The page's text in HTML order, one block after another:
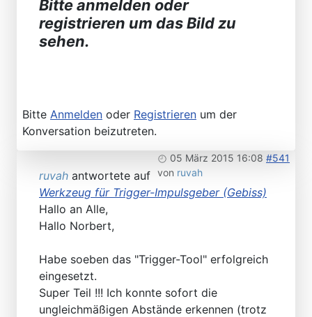
Bitte anmelden oder
registrieren um das Bild zu
sehen.
Bitte Anmelden oder Registrieren um der
Konversation beizutreten.
05 März 2015 16:08 #541
von ruvah
ruvah antwortete auf
Werkzeug für Trigger-Impulsgeber (Gebiss)
Hallo an Alle,
Hallo Norbert,
Habe soeben das "Trigger-Tool" erfolgreich
eingesetzt.
Super Teil !!! Ich konnte sofort die
ungleichmäßigen Abstände erkennen (trotz